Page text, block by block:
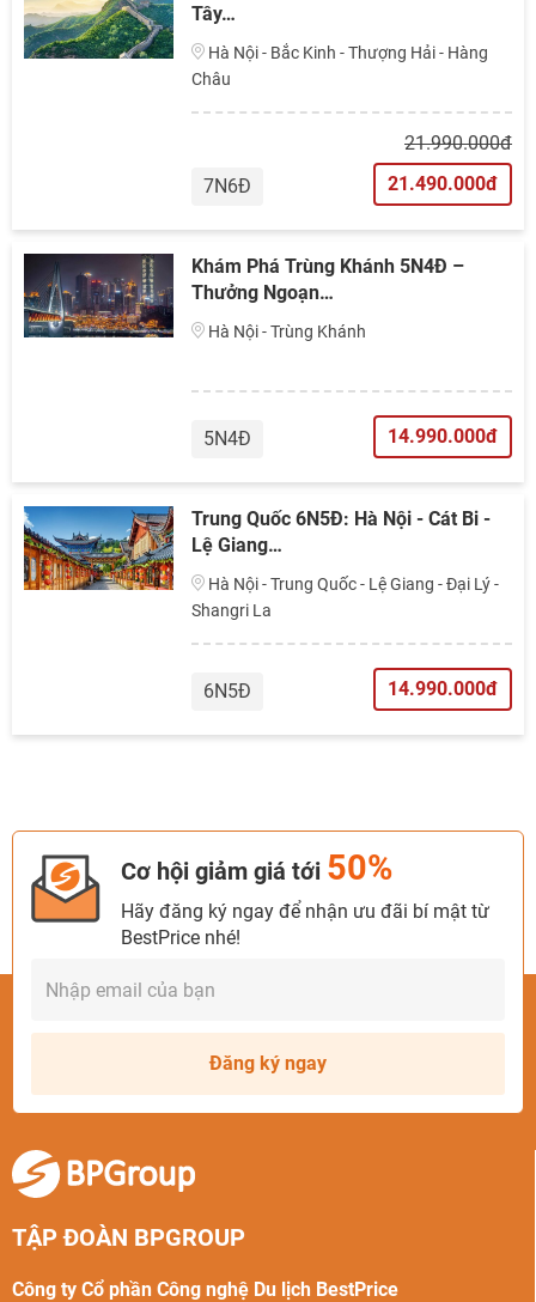
Tây…
Châu
7N6Đ
21.990.000đ
21.490.000đ
Khám Phá Trùng Khánh 5N4Đ –
Thưởng Ngoạn…
Hà Nội - Trùng Khánh
5N4Đ 14.990.000đ
Trung Quốc 6N5Đ: Hà Nội - Cát Bi -
Lệ Giang…
Shangri La
6N5Đ 14.990.000đ
Cơ hội giảm giá tới 50%
Hãy đăng ký ngay để nhận ưu đãi bí mật từ
BestPrice nhé!
Đăng ký ngay
TẬP ĐOÀN BPGROUP
Công ty Cổ phần Công nghệ Du lịch BestPrice